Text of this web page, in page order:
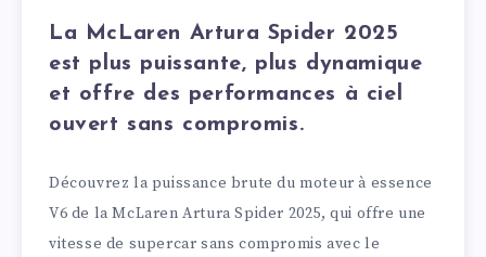
La McLaren Artura Spider 2025
est plus puissante, plus dynamique
et offre des performances à ciel
ouvert sans compromis.
Découvrez la puissance brute du moteur à essence
V6 de la McLaren Artura Spider 2025, qui offre une
vitesse de supercar sans compromis avec le